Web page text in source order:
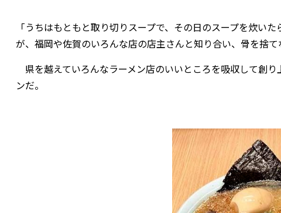
「うちはもともと取り切りスープで、その日のスープを炊い
が、福岡や佐賀のいろんな店の店主さんと知り合い、骨を捨
県を越えていろんなラーメン店のいいところを吸収して創
ンだ。